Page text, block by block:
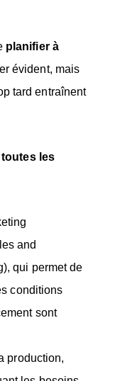
planifier à
évident, mais
tard entraînent
les
and
qui permet de
conditions
sont
production,